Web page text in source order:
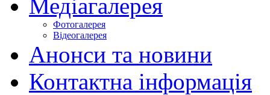
Медіагалерея
Фотогалерея
Відеогалерея
Анонси та новини
Контактна інформація